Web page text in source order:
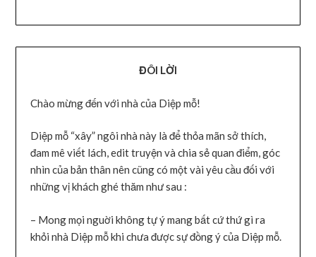
ĐÔI LỜI
Chào mừng đến với nhà của Diệp mỗ!
Diệp mỗ “xây” ngôi nhà này là để thỏa mãn sở thích,
đam mê viết lách, edit truyện và chia sẻ quan điểm, góc
nhìn của bản thân nên cũng có một vài yêu cầu đối với
những vị khách ghé thăm như sau :
– Mong mọi nguời không tự ý mang bất cứ thứ gì ra
khỏi nhà Diệp mỗ khi chưa được sự đồng ý của Diệp mỗ.